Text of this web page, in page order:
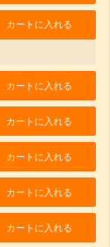
カートに入れる
カートに入れる
カートに入れる
カートに入れる
カートに入れる
カートに入れる